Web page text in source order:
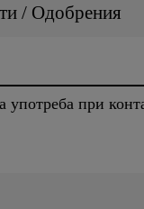
/ Одобрения
употреба при